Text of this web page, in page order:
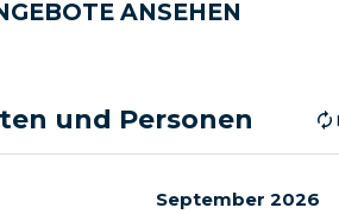
ANSEHEN
und Personen
September 2026